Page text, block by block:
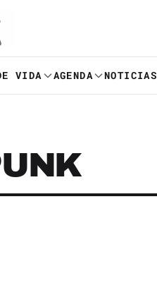
VIDA AGENDA NOTICIAS